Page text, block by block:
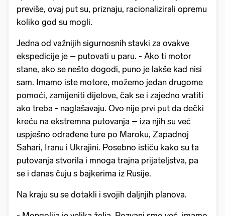
previše, ovaj put su, priznaju, racionalizirali opremu
koliko god su mogli.
Jedna od važnijih sigurnosnih stavki za ovakve
ekspedicije je – putovati u paru. - Ako ti motor
stane, ako se nešto dogodi, puno je lakše kad nisi
sam. Imamo iste motore, možemo jedan drugome
pomoći, zamijeniti dijelove, čak se i zajedno vratiti
ako treba - naglašavaju. Ovo nije prvi put da dečki
kreću na ekstremna putovanja – iza njih su već
uspješno odrađene ture po Maroku, Zapadnoj
Sahari, Iranu i Ukrajini. Posebno ističu kako su ta
putovanja stvorila i mnoga trajna prijateljstva, pa
se i danas čuju s bajkerima iz Rusije.
Na kraju su se dotakli i svojih daljnjih planova.